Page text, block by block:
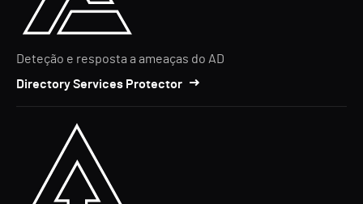
Deteção e resposta a ameaças do AD
Directory Services Protector